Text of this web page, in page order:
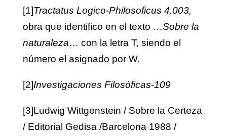
[1]Tractatus Logico-Philosoficus 4.003,
obra que identifico en el texto …Sobre la
naturaleza… con la letra T, siendo el
número el asignado por W.
[2]Investigaciones Filosóficas-109
[3]Ludwig Wittgenstein / Sobre la Certeza
/ Editorial Gedisa /Barcelona 1988 /